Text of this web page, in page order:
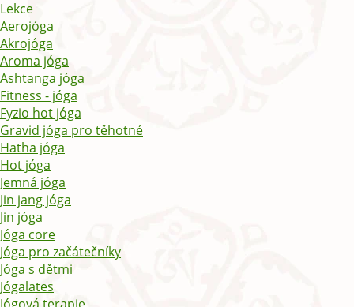
Lekce
Aerojóga
Akrojóga
Aroma jóga
Ashtanga jóga
Fitness - jóga
Fyzio hot jóga
Gravid jóga pro těhotné
Hatha jóga
Hot jóga
Jemná jóga
Jin jang jóga
Jin jóga
Jóga core
Jóga pro začátečníky
Jóga s dětmi
Jógalates